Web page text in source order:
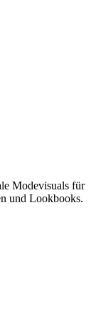
Modevisuals für
und Lookbooks.